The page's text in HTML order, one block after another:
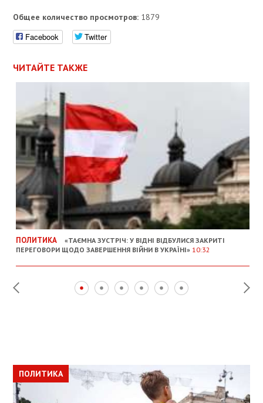
Общее количество просмотров: 1879
Facebook Twitter
ЧИТАЙТЕ ТАКЖЕ
ПОЛИТИКА
«ТАЄМНА ЗУСТРІЧ: У ВІДНІ ВІДБУЛИСЯ ЗАКРИТІ
ПЕРЕГОВОРИ ЩОДО ЗАВЕРШЕННЯ ВІЙНИ В УКРАЇНІ» 10:32
ПОЛИТИКА
ПОЛИТИКА
ОБЩЕСТВО
ПОЛИТИКА
ЭКОНОМИКА